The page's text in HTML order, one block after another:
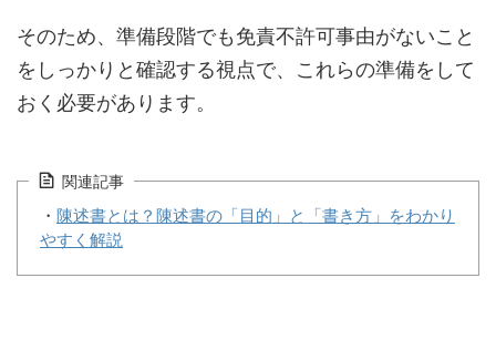
そのため、準備段階でも免責不許可事由がないこと
をしっかりと確認する視点で、これらの準備をして
おく必要があります。
関連記事
・ 陳述書とは？陳述書の「目的」と「書き方」をわかり
やすく解説